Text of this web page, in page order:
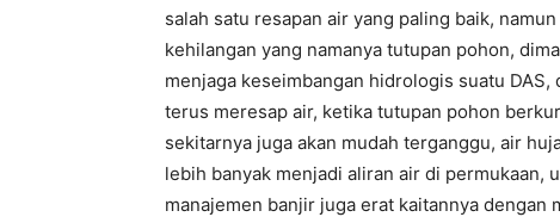
salah satu resapan air yang paling baik,
kehilangan yang namanya tutupan pohon,
menjaga keseimbangan hidrologis suatu
terus meresap air, ketika tutupan pohon
sekitarnya juga akan mudah terganggu, air
lebih banyak menjadi aliran air di permukaan,
manajemen banjir juga erat kaitannya dengan